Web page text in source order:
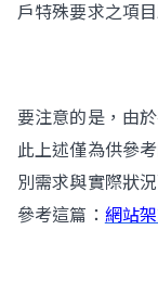
戶特殊要求之項
要注意的是，由
此上述僅為供參
別需求與實際狀
參考這篇： 網站